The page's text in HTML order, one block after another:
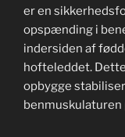
er en
opspænding i
indersiden af
hofteleddet.
opbygge
benmuskulaturen